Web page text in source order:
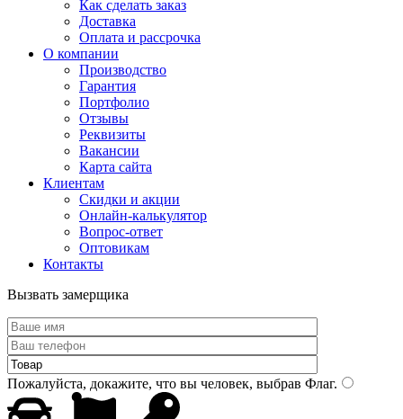
Как сделать заказ
Доставка
Оплата и рассрочка
О компании
Производство
Гарантия
Портфолио
Отзывы
Реквизиты
Вакансии
Карта сайта
Клиентам
Скидки и акции
Онлайн-калькулятор
Вопрос-ответ
Оптовикам
Контакты
Вызвать замерщика
Пожалуйста, докажите, что вы человек, выбрав Флаг.